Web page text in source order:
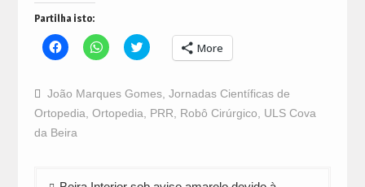
Partilha isto:
Click
to
Facebook
(Opens
new
window)
Click
to
WhatsApp
(Opens
in
new
Click
to
Twitter
(Opens
in
new
More
João Marques Gomes, Jornadas Científicas de
Ortopedia Ortopedia PRR Robô Cirúrgico
ULS Cova
da Beira
Navegação